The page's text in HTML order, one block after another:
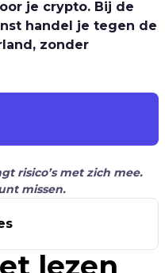
je crypto. Bij de
handel je tegen de
zonder
risico’s met zich mee.
missen.
lezen